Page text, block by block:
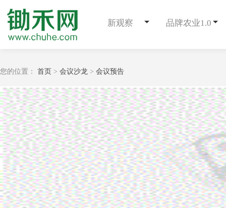
新观察 品牌农业1.0
您的位置： 首页 > 会议沙龙 > 会议预告